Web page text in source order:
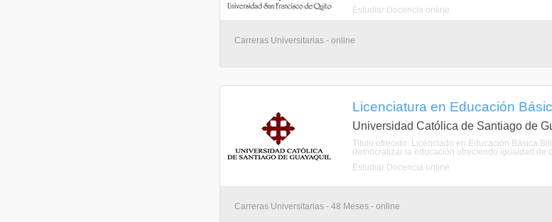
Estudiar Docencia online
Carreras Universitarias - online
Licenciatura en Educación
Universidad Católica de Santiago de
Título ofrecido: Licenciado en Educación Básica
democratizar la educación ofreciendo igualdad de
Estudiar Docencia online
Carreras Universitarias - 48 Meses - online